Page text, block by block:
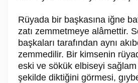
Rüyada bir başkasına iğne
zatı zemmetmeye alâmettir.
başkaları tarafından aynı
zemmedilir. Bir kimsenin
eski ve sökük elbiseyi
şekilde diktiğini görmesi,